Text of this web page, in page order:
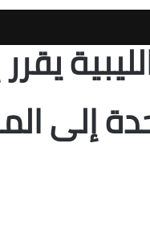
يقرر
إلى